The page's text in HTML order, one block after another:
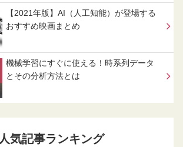
【2021年版】AI（人工知能）が登場する
おすすめ映画まとめ
機械学習にすぐに使える！時系列データ
とその分析方法とは
人気記事ランキング